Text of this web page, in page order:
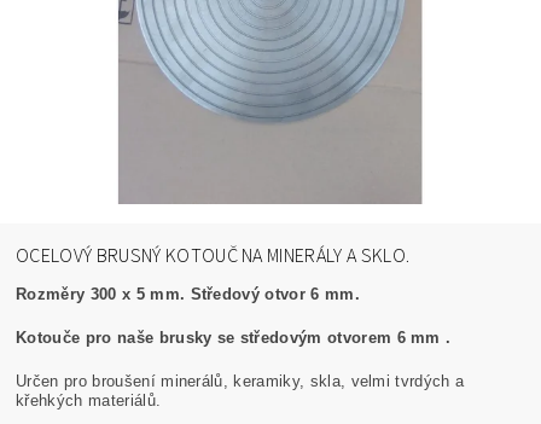
OCELOVÝ BRUSNÝ KOTOUČ NA MINERÁLY A SKLO.
Rozměry 300 x 5 mm. Středový otvor 6 mm.
Kotouče pro naše brusky se středovým otvorem 6 mm .
Určen pro broušení minerálů, keramiky, skla, velmi tvrdých a
křehkých materiálů.